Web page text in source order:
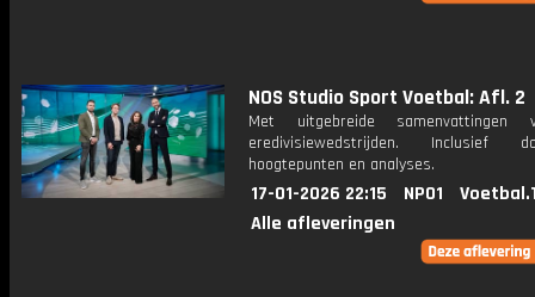
NOS Studio Sport Voetbal: Afl. 2
Met uitgebreide samenvattingen
eredivisiewedstrijden. Inclusief
hoogtepunten en analyses.
17-01-2026 22:15 NPO1
Alle afleveringen